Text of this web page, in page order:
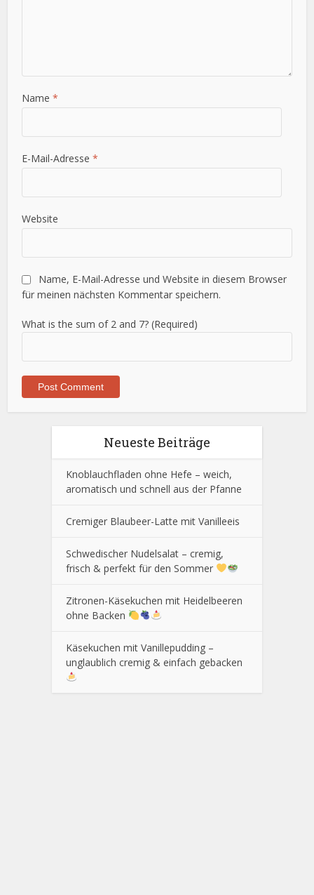
Name*
E-Mail-Adresse*
Website
Name, E-Mail-Adresse und Website in diesem Browser
für meinen nächsten Kommentar speichern.
What is the sum of 2 and 7? (Required)
Neueste Beiträge
Knoblauchfladen ohne Hefe – weich,
aromatisch und schnell aus der Pfanne
Cremiger Blaubeer-Latte mit Vanilleeis
Schwedischer Nudelsalat – cremig,
frisch & perfekt für den Sommer
Zitronen-Käsekuchen mit Heidelbeeren
ohne Backen
Käsekuchen mit Vanillepudding –
unglaublich cremig & einfach gebacken